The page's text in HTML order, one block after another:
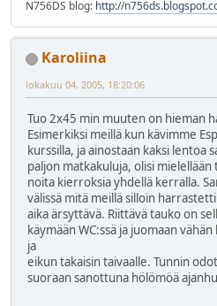
N756DS blog: http://
Karoliina
lokakuu 04, 2005, 18:20:06
Tuo 2x45 min muuten on hieman
Esimerkiksi meillä kun kävimme
kurssilla, ja ainostaan kaksi lentoa
paljon matkakuluja, olisi
noita kierroksia yhdellä kerralla.
välissä mitä meillä silloin
aika ärsyttävä. Riittävä tauko on
käymään WC:ssä ja juomaan
ja
eikun takaisin taivaalle. Tunnin
suoraan sanottuna hölömöä